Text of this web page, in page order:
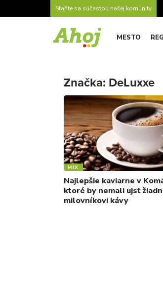
Staňte sa súčasťou našej komunity
MESTO
Značka: DeLuxxe
MIX
Najlepšie kaviarne v
ktoré by nemali ujsť
milovníkovi kávy